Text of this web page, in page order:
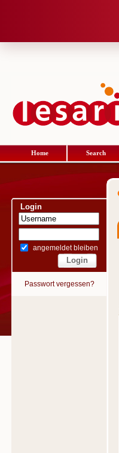
Home Search
Login
angemeldet bleiben
Passwort vergessen?